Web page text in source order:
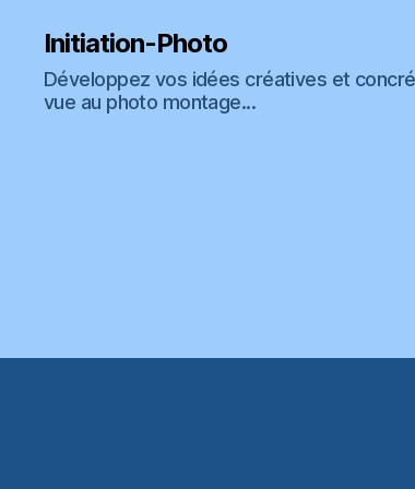
Initiation-Photo
Développez vos idées créatives et
vue au photo montage...